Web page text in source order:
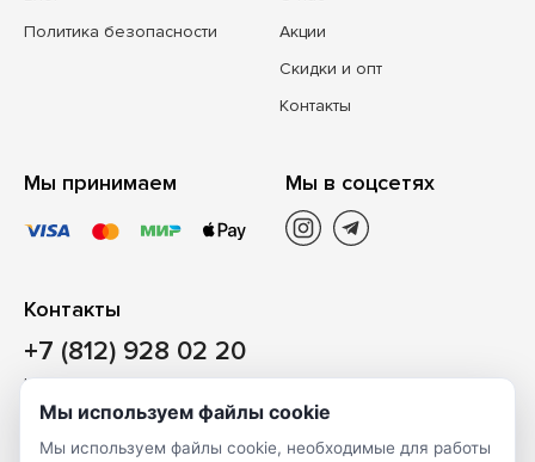
Политика безопасности
Акции
Скидки и опт
Контакты
Мы принимаем Мы в соцсетях
Контакты
+7 (812) 928 02 20
Наш магазин
Санкт-Петербург, ул. Ворошилова, д. 2, Литер «Р» (БЦ
«Сигнал»), 3 этаж, пом. 2
Мы используем файлы cookie
Мы используем файлы cookie, необходимые для работы